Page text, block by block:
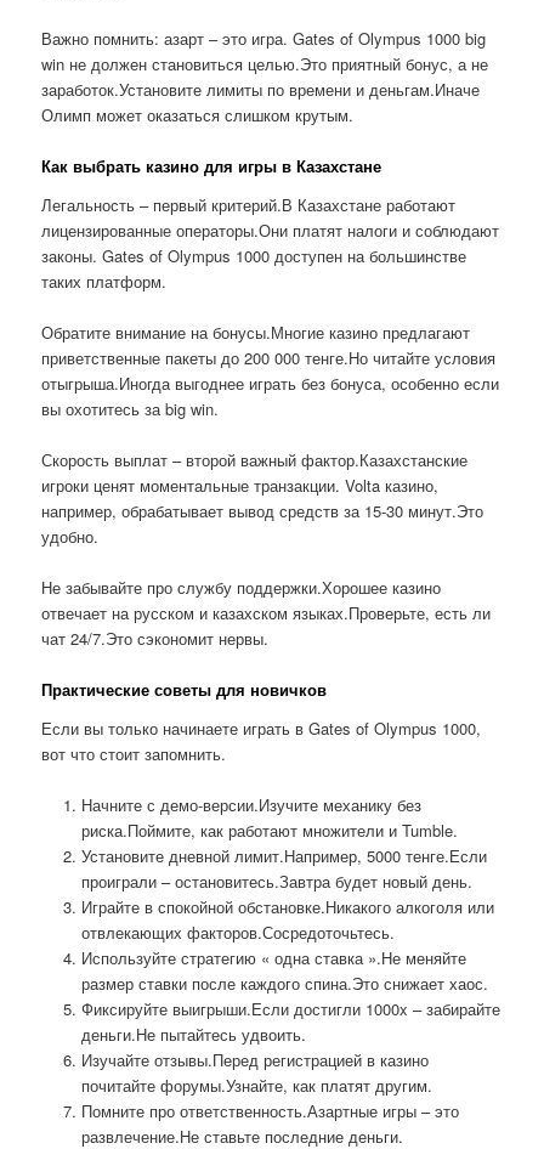
Важно помнить: азарт – это игра. Gates of Olympus 1000 big
win не должен становиться целью.Это приятный бонус, а не
заработок.Установите лимиты по времени и деньгам.Иначе
Олимп может оказаться слишком крутым.
Как выбрать казино для игры в Казахстане
Легальность – первый критерий.В Казахстане работают
лицензированные операторы.Они платят налоги и соблюдают
законы. Gates of Olympus 1000 доступен на большинстве
таких платформ.
Обратите внимание на бонусы.Многие казино предлагают
приветственные пакеты до 200 000 тенге.Но читайте условия
отыгрыша.Иногда выгоднее играть без бонуса, особенно если
вы охотитесь за big win.
Скорость выплат – второй важный фактор.Казахстанские
игроки ценят моментальные транзакции. Volta казино,
например, обрабатывает вывод средств за 15-30 минут.Это
удобно.
Не забывайте про службу поддержки.Хорошее казино
отвечает на русском и казахском языках.Проверьте, есть ли
чат 24/7.Это сэкономит нервы.
Практические советы для новичков
Если вы только начинаете играть в Gates of Olympus 1000,
вот что стоит запомнить.
Начните с демо-версии.Изучите механику без
риска.Поймите, как работают множители и Tumble.
Установите дневной лимит.Например, 5000 тенге.Если
проиграли – остановитесь.Завтра будет новый день.
Играйте в спокойной обстановке.Никакого алкоголя или
отвлекающих факторов.Сосредоточьтесь.
Используйте стратегию « одна ставка ».Не меняйте
размер ставки после каждого спина.Это снижает хаос.
Фиксируйте выигрыши.Если достигли 1000x – забирайте
деньги.Не пытайтесь удвоить.
Изучайте отзывы.Перед регистрацией в казино
почитайте форумы.Узнайте, как платят другим.
Помните про ответственность.Азартные игры – это
развлечение.Не ставьте последние деньги.